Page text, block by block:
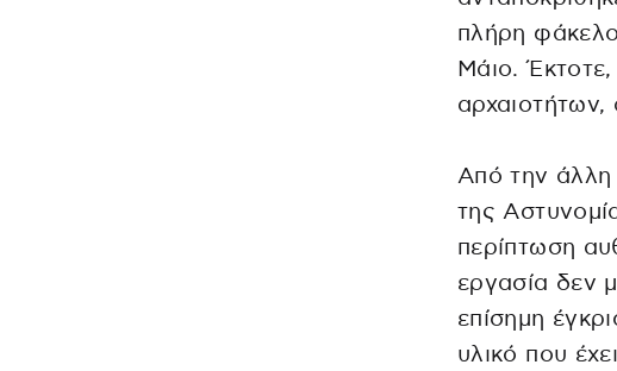
πλήρη
Μάιο. Έκτοτε,
αρχαιοτήτων,
Από την άλλη
της
περίπτωση
εργασία δεν
επίσημη
υλικό που